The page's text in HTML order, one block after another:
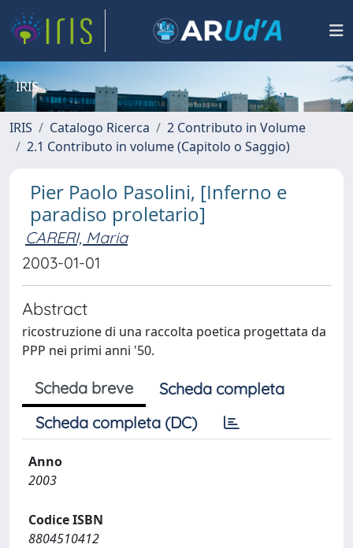
IRIS
IRIS Catalogo Ricerca
2 Contributo in Volume
2.1 Contributo in volume (Capitolo o Saggio)
Pier Paolo Pasolini, [Inferno e
paradiso proletario]
CARERI, Maria
2003-01-01
Abstract
ricostruzione di una raccolta poetica progettata da
PPP nei primi anni '50.
Scheda breve
Scheda completa
Scheda completa (DC)
Anno
2003
Codice ISBN
8804510412